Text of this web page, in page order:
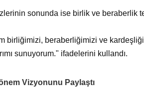
sonunda ise birlik ve beraberlik
birliğimizi, beraberliğimizi ve
sunuyorum." ifadelerini kullandı.
Vizyonunu Paylaştı